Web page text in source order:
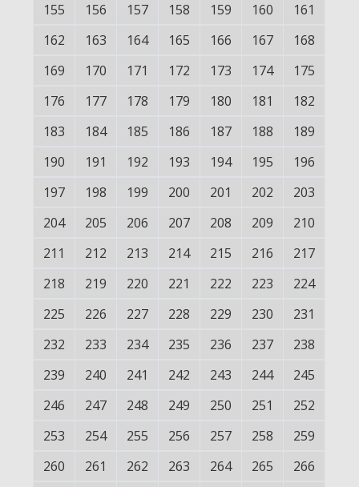
155
156 157 158 159 160
161
162
163 164 165 166 167
168
169
170 171 172 173 174
175
176
177 178 179 180 181
182
183
184 185 186 187 188
189
190
191 192 193 194 195
196
197
198 199 200 201 202
203
204
205 206 207 208 209
210
211
212 213 214 215 216
217
218
219 220 221 222 223
224
225
226 227 228 229 230
231
232
233 234 235 236 237
238
239
240 241 242 243 244
245
246
247 248 249 250 251
252
253
254 255 256 257 258
259
260
261 262 263 264 265
266